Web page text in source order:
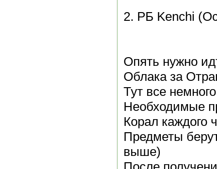
2. РБ Kenchi
Опять нужно
Облака за
Тут все
Необходимые
Корал каждого
Предметы
выше)